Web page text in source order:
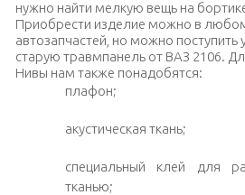
нужно найти мелкую вещь на
Приобрести изделие можно в
автозапчастей, но можно поступить
старую травмпанель от ВАЗ 2106.
Нивы нам также понадобятся:
плафон;
акустическая ткань;
специальный клей для
тканью;